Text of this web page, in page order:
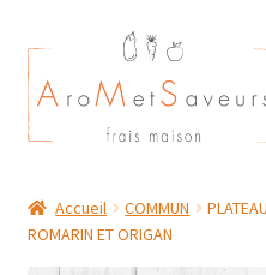
Aller
à
la
navigation
Aller
au
contenu
Plat du Jour/ Menu Week end
Accueil COMMUN
ROMARIN ET ORIGAN